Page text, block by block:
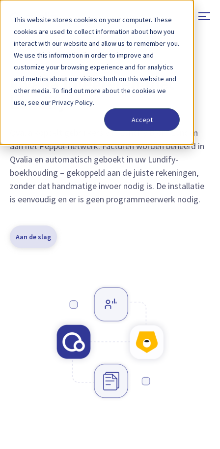
This website stores cookies on your computer. These
cookies are used to collect information about how you
interact with our website and allow us to remember you.
We use this information in order to improve and
customize your browsing experience and for analytics
and metrics about our visitors both on this website and
other media. To find out more about the cookies we
use, see our Privacy Policy.
Accept
INTEGRATIEKOPPELINGEN
Qvalia integreren met
Lundify
Qvalia koppelt gebruikers van Lundify Bjorn Lunden
aan het Peppol-netwerk. Facturen worden beheerd in
Qvalia en automatisch geboekt in uw Lundify-
boekhouding – gekoppeld aan de juiste rekeningen,
zonder dat handmatige invoer nodig is. De installatie
is eenvoudig en er is geen programmeerwerk nodig.
Aan de slag